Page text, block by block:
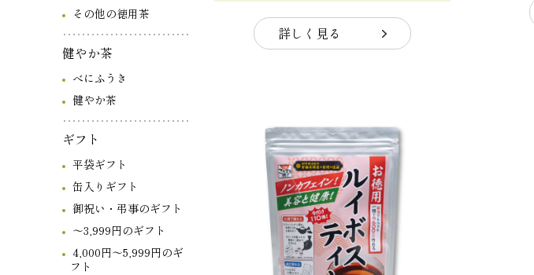
詳しく見る
その他の徳用茶
健やか茶
べにふうき
健やか茶
ギフト
平袋ギフト
缶入りギフト
御祝い・弔事のギフト
～3,999円のギフト
4,000円～5,999円のギ
フト